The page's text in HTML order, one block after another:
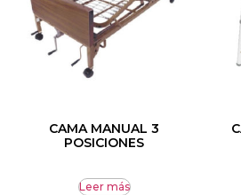
CAMA MANUAL 3
POSICIONES
Leer más